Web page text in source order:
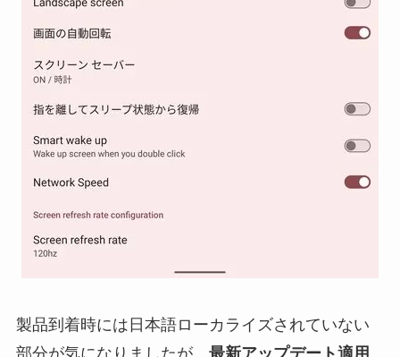
製品到着時には日本語ローカライズされていない
部分が気になりましたが、 最新アップデート適用